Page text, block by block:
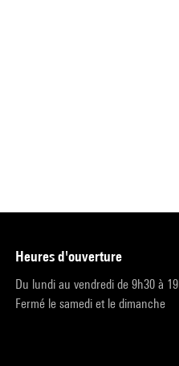
heures d'ouverture
Du lundi au vendredi de 9h30 à
Fermé le samedi et le dimanche